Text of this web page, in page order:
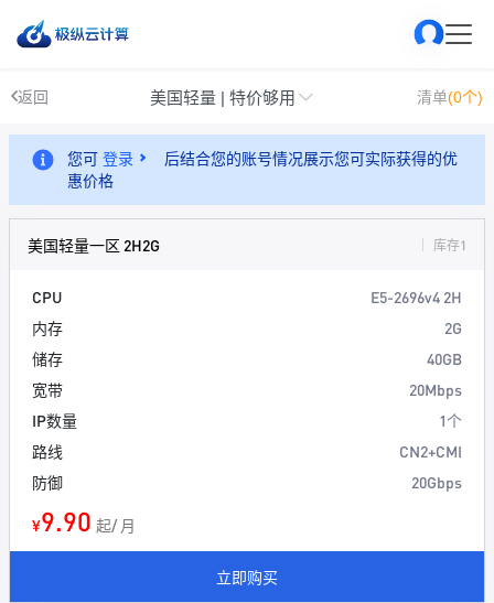
返回 美国轻量 | 特价够用 清单(0个)
您可 登录
后结合您的账号情况展示您可实际获得的优
惠价格
美国轻量一区 2H2G 库存1
CPU
E5-2696v4 2H
内存
2G
储存
40GB
宽带
20Mbps
IP数量
1个
路线
CN2+CMI
防御
20Gbps
¥9.90 起/ 月
立即购买